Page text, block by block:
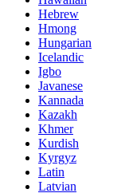
Hebrew
Hmong
Hungarian
Icelandic
Igbo
Javanese
Kannada
Kazakh
Khmer
Kurdish
Kyrgyz
Latin
Latvian